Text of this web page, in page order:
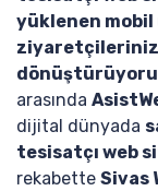
yüklenen
arasında
dijital dünyada
tesisatçı web
rekabette Sivas